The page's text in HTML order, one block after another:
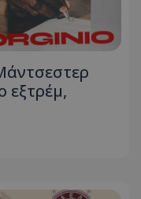
εξτρέμ,